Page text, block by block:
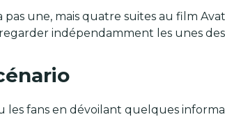
pas une, mais quatre suites au film
indépendamment les unes
les fans en dévoilant quelques